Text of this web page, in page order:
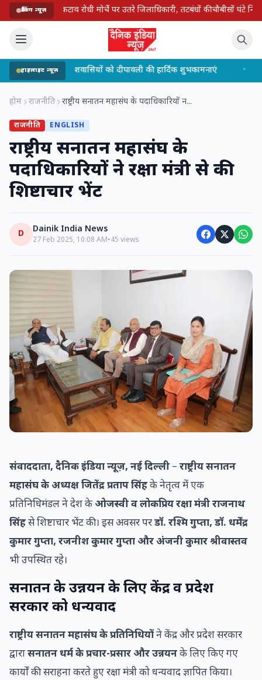
ब्रेकिंग न्यूज़
कटाव रोधी मोर्चे पर उतरे जिलाधिकारी, तटबंधों की चौबीसों घंटे निगरानी के सख्त
हाइलाइट न्यूज़
ने दी पूरे देशवासियों को दीपावली की हार्दिक शुभकामनाएं •
होम राजनीति राष्ट्रीय सनातन महासंघ के पदाधिकारियों न...
राजनीति ENGLISH
राष्ट्रीय सनातन महासंघ के
पदाधिकारियों ने रक्षा मंत्री से की
शिष्टाचार भेंट
D Dainik India News
27 Feb 2025, 10:08 AM•45 views
संवाददाता, दैनिक इंडिया न्यूज़, नई दिल्ली – राष्ट्रीय सनातन
महासंघ के अध्यक्ष जितेंद्र प्रताप सिंहके नेतृत्व में एक
प्रतिनिधिमंडल ने देश के ओजस्वी व लोकप्रिय रक्षा मंत्री राजनाथ
सिंहसे शिष्टाचार भेंट की। इस अवसर परडॉ. रश्मि गुप्ता, डॉ. धर्मेंद्र
कुमार गुप्ता, रजनीश कुमार गुप्ता और अंजनी कुमार श्रीवास्तव
भी उपस्थित रहे।
सनातन के उन्नयन के लिए केंद्र व प्रदेश
सरकार को धन्यवाद
राष्ट्रीय सनातन महासंघ के प्रतिनिधियोंने केंद्र और प्रदेश सरकार
द्वारासनातन धर्म के प्रचार-प्रसार और उन्नयनके लिए किए गए
कार्यों की सराहना करते हुए रक्षा मंत्री को धन्यवाद ज्ञापित किया।